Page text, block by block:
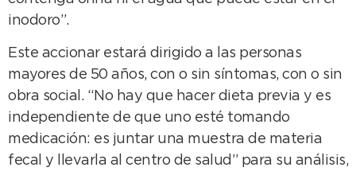
inodoro”.
Este accionar estará dirigido a las personas
mayores de 50 años, con o sin síntomas, con o sin
obra social. “No hay que hacer dieta previa y es
independiente de que uno esté tomando
medicación: es juntar una muestra de materia
fecal y llevarla al centro de salud” para su análisis,